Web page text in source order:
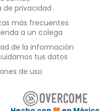
de privacidad
más frecuentes
a un colega
de la información
tus datos
de uso